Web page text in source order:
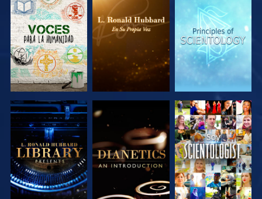
EXPLORA LAS
SERIES
EXPLORA LAS
SERIES
EXPLORA LAS
SERIES
EXPLORA LAS
SERIES
EXPLORA LAS
SERIES
VE